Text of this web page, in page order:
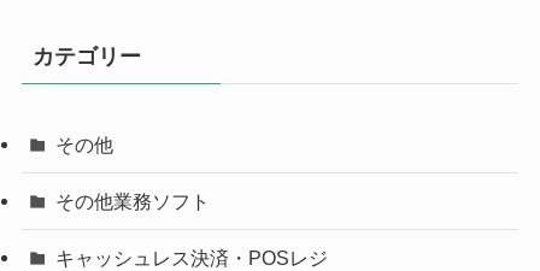
カテゴリー
その他
その他業務ソフト
キャッシュレス決済・POSレジ